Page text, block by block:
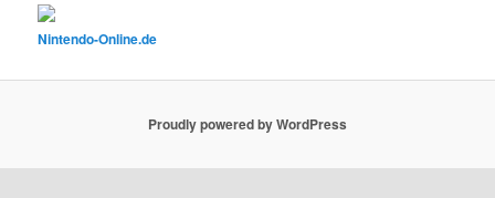
Nintendo-Online.de
Proudly powered by WordPress